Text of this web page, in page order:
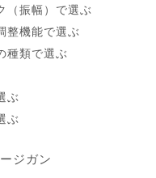
（振幅）で選ぶ
整機能で選ぶ
種類で選ぶ
ぶ
ぶ
ジガン